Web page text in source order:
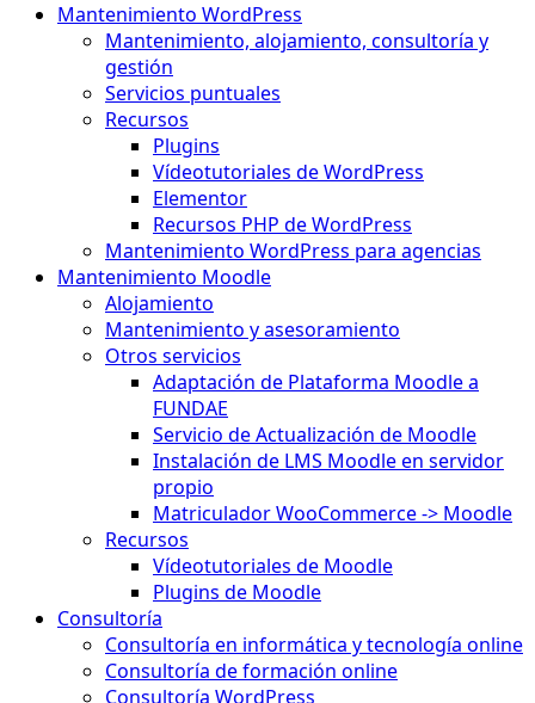
Mantenimiento WordPress
Mantenimiento, alojamiento, consultoría y
gestión
Servicios puntuales
Recursos
Plugins
Vídeotutoriales de WordPress
Elementor
Recursos PHP de WordPress
Mantenimiento WordPress para agencias
Mantenimiento Moodle
Alojamiento
Mantenimiento y asesoramiento
Otros servicios
Adaptación de Plataforma Moodle a
FUNDAE
Servicio de Actualización de Moodle
Instalación de LMS Moodle en servidor
propio
Matriculador WooCommerce -> Moodle
Recursos
Vídeotutoriales de Moodle
Plugins de Moodle
Consultoría
Consultoría en informática y tecnología online
Consultoría de formación online
Consultoría WordPress